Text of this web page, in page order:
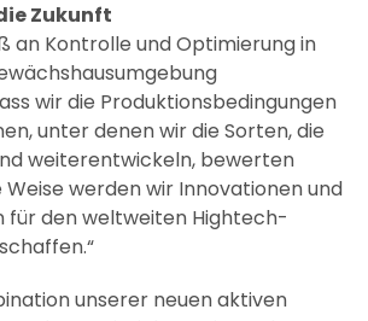
Zukunft
an Kontrolle und Optimierung in
wir die Produktionsbedingungen
unter denen wir die Sorten, die
weiterentwickeln, bewerten
Weise werden wir Innovationen und
für den weltweiten Hightech-
unserer neuen aktiven